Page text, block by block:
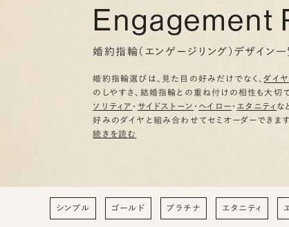
Engagement
婚約指輪（エンゲージリング）デザイン一
婚約指輪選びは、見た目の好みだけでなく、ダイヤ
のしやすさ、結婚指輪との重ね付けの相性も大切で
ソリティア ・ サイドストーン ・ ヘイロー ・ エタニティ な
好みのダイヤと組み合わせてセミオーダーできます
続きを読む
シンプル ゴールド プラチナ エタニティ